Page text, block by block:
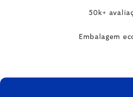
50k+
Embalagem
FOOTER